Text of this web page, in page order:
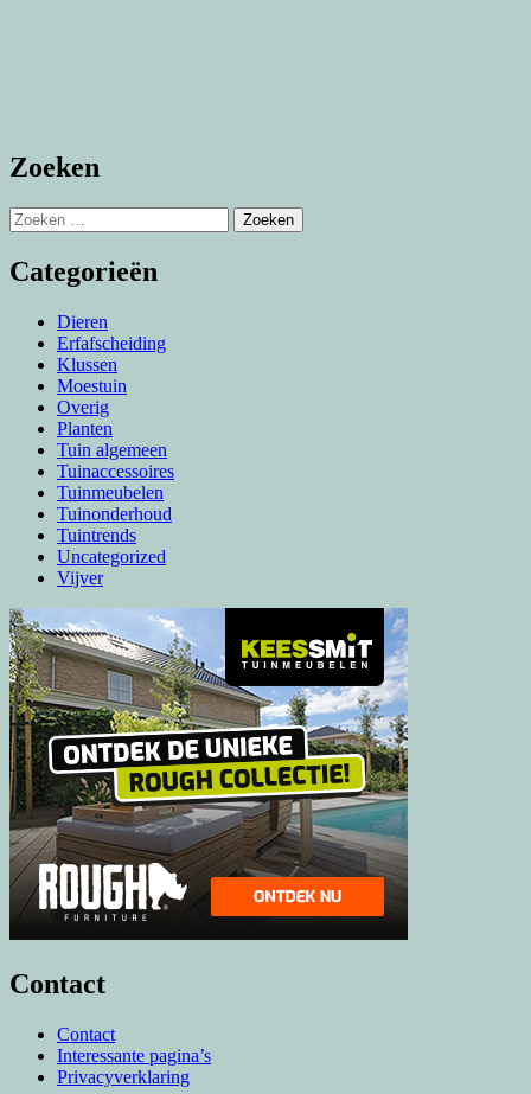
Zoeken
Zoeken
naar:
Categorieën
Dieren
Erfafscheiding
Klussen
Moestuin
Overig
Planten
Tuin algemeen
Tuinaccessoires
Tuinmeubelen
Tuinonderhoud
Tuintrends
Uncategorized
Vijver
Contact
Contact
Interessante pagina’s
Privacyverklaring